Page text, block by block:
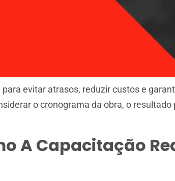
evitar atrasos, reduzir custos e
o cronograma da obra, o resultado
A Capacitação